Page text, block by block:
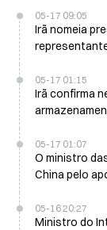
05-17 09:05
Irã nomeia
05-17 01:15
Irã confirma
05-17 01:07
O ministro
China pelo
05-16 20:27
Ministro do